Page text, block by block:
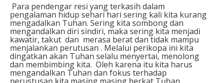
Para pendengar resi yang terkasih dalam
pengalaman hidup sehari hari sering kali kita kurang
mengadalkan Tuhan. Sering kita sombong dan
mengandalkan diri sindiri, maka sering kita menjadi
kawatir, takut dan merasa berat dan tidak mampu
menjalankan perutusan . Melalui perikopa ini kita
dingatkan akan Tuhan selalu menyertai, menolong
dan membimbing kita. Oleh karena itu kita harus
mengandalkan Tuhan dan fokus terhadap